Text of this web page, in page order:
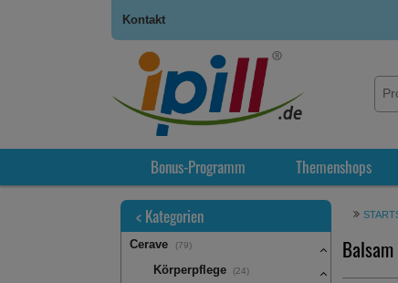
Kontakt
Bonus-Programm Themenshops
Balsam
< Kategorien
Cerave (79)
Körperpflege (24)